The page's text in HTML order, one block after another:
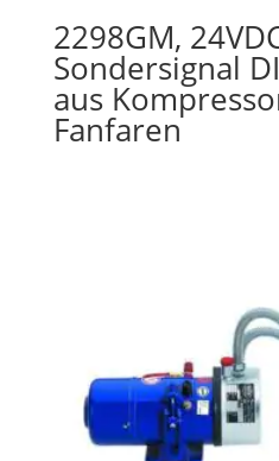
2298GM,
Sondersignal
aus
Fanfaren